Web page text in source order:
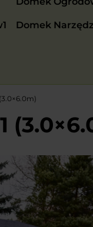
Domek